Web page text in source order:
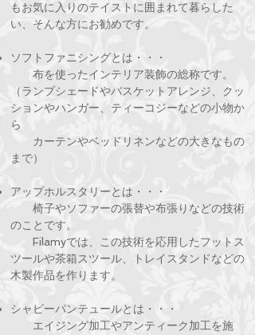
もお気に入りのテイストに囲まれて暮らした
い、そんな方にお勧めです。
​ソフトファニシングとは・・・
​ 布を使ったインテリア装飾の総称です。
（ランプシェードやバスケットアレンジ、クッ
ションやハンガー、ティーコジーなどの小物か
ら
カーテンやベッドリネンなどの大きなもの
まで）
アップホルスタリーとは・・・
椅子やソファーの張替や布張りなどの技術
のことです。
Filamyでは、この技術を応用したフットス
ツールや茶箱スツール、トレイスタンドなどの
木製作品を作ります。
シャビーパンテュールとは・・・
​ エイジング加工やアンティーク加工を施